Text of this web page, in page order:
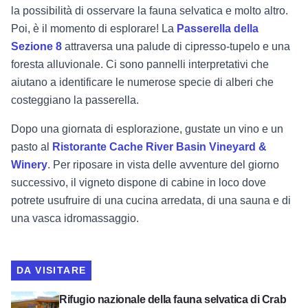
la possibilità di osservare la fauna selvatica e molto altro.
Poi, è il momento di esplorare! La Passerella della
Sezione 8 attraversa una palude di cipresso-tupelo e una
foresta alluvionale. Ci sono pannelli interpretativi che
aiutano a identificare le numerose specie di alberi che
costeggiano la passerella.
Dopo una giornata di esplorazione, gustate un vino e un
pasto al
Ristorante Cache River Basin Vineyard &
Winery. Per riposare in vista delle avventure del giorno
successivo, il vigneto dispone di cabine in loco dove
potrete usufruire di una cucina arredata, di una sauna e di
una vasca idromassaggio.
DA VISITARE
Rifugio nazionale della fauna selvatica di Crab
Visualizza il Rifugio nazionale della fauna selvatica di Crab